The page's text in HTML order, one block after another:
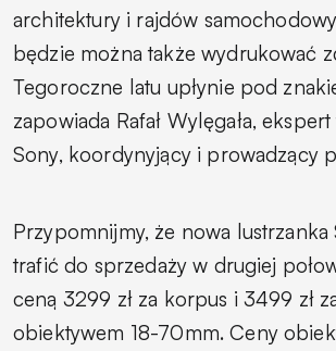
architektury i rajdów
będzie można także wydrukować
Tegoroczne latu upłynie pod
zapowiada Rafał Wylęgała,
Sony, koordynyjący i prowadzący
Przypomnijmy, że nowa lustrzanka
trafić do sprzedaży w drugiej
ceną 3299 zł za korpus i 3499 zł
obiektywem 18-70mm. Ceny